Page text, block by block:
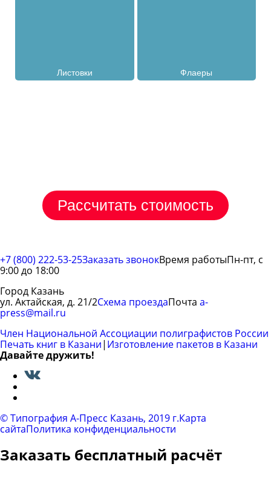
Листовки Флаеры
Рассчитать стоимость
+7 (800) 222-53-25Заказать звонокВремя работыПн-пт, с
9:00 до 18:00
Город Казань
ул. Актайская, д. 21/2Схема проездаПочта a-
press@mail.ru
Член Национальной Ассоциации полиграфистов России
Печать книг в Казани| Изготовление пакетов в Казани
Давайте дружить!
Вконтакте
© Типография A-Пресс Казань, 2019 г.Карта
сайтаПолитика конфиденциальности
Заказать бесплатный расчёт